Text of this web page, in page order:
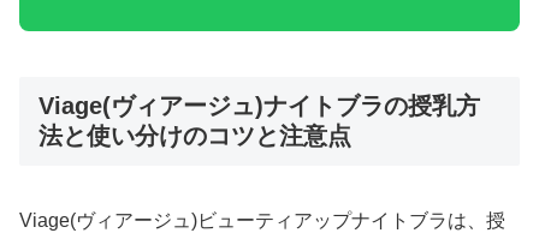
Viage(ヴィアージュ)ナイトブラの授乳方
法と使い分けのコツと注意点
Viage(ヴィアージュ)ビューティアップナイトブラは、授